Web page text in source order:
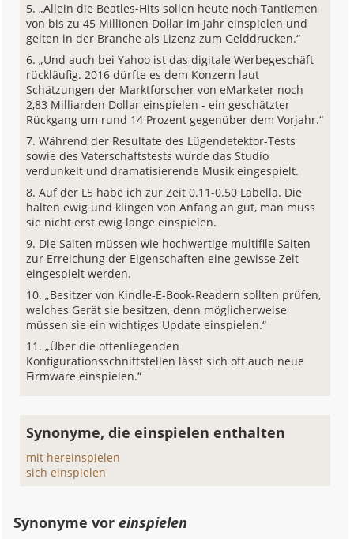
„Allein die Beatles-Hits sollen heute noch Tantiemen
von bis zu 45 Millionen Dollar im Jahr einspielen und
gelten in der Branche als Lizenz zum Gelddrucken.“
„Und auch bei Yahoo ist das digitale Werbegeschäft
rückläufig. 2016 dürfte es dem Konzern laut
Schätzungen der Marktforscher von eMarketer noch
2,83 Milliarden Dollar einspielen - ein geschätzter
Rückgang um rund 14 Prozent gegenüber dem Vorjahr.“
Während der Resultate des Lügendetektor-Tests
sowie des Vaterschaftstests wurde das Studio
verdunkelt und dramatisierende Musik eingespielt.
Auf der L5 habe ich zur Zeit 0.11-0.50 Labella. Die
halten ewig und klingen von Anfang an gut, man muss
sie nicht erst ewig lange einspielen.
Die Saiten müssen wie hochwertige multifile Saiten
zur Erreichung der Eigenschaften eine gewisse Zeit
eingespielt werden.
„Besitzer von Kindle-E-Book-Readern sollten prüfen,
welches Gerät sie besitzen, denn möglicherweise
müssen sie ein wichtiges Update einspielen.“
„Über die offenliegenden
Konfigurationsschnittstellen lässt sich oft auch neue
Firmware einspielen.“
Synonyme, die einspielen enthalten
mit hereinspielen
sich einspielen
Synonyme voreinspielen